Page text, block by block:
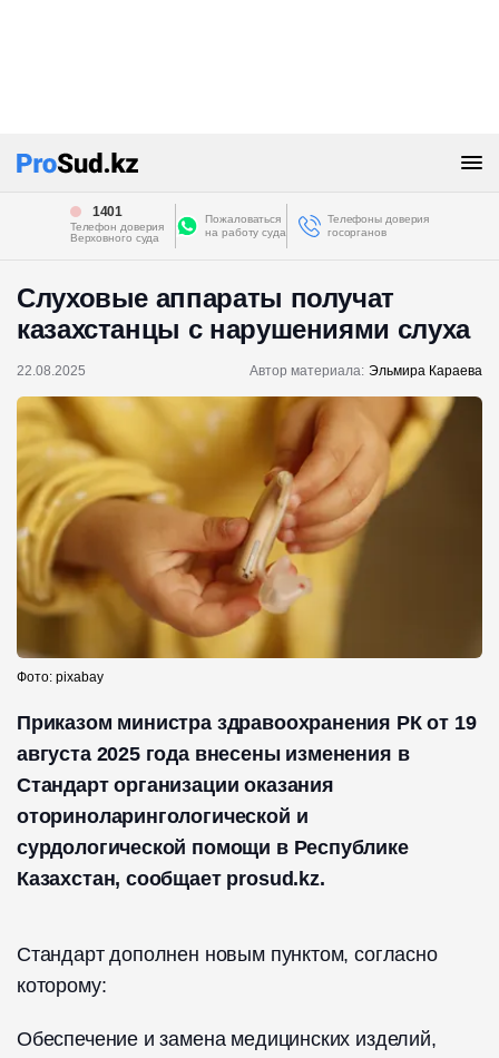
1401
Телефон доверия
Верховного суда
Пожаловаться
на работу суда
Телефоны доверия
госорганов
Слуховые аппараты получат
казахстанцы с нарушениями слуха
22.08.2025 Автор материала: Эльмира Караева
Фото: pixabay
Приказом министра здравоохранения РК от 19
августа 2025 года внесены изменения в
Стандарт организации оказания
оториноларингологической и
сурдологической помощи в Республике
Казахстан, сообщает prosud.kz.
Стандарт дополнен новым пунктом, согласно
которому:
Обеспечение и замена медицинских изделий,